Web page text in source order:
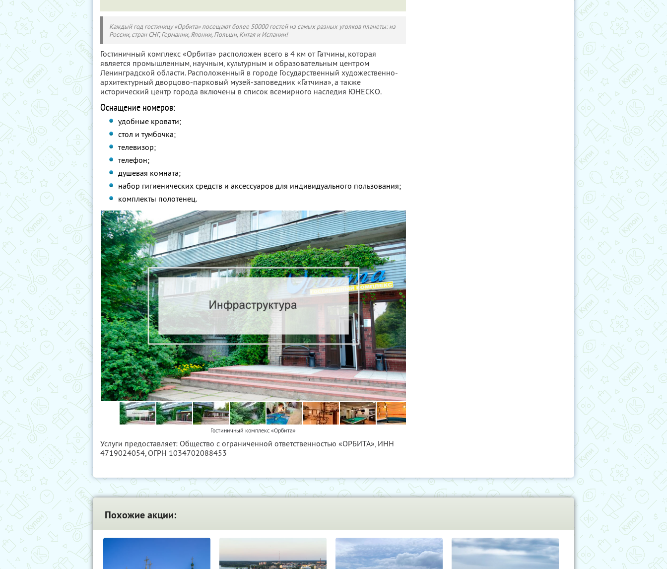
Каждый год гостиницу «Орбита» посещают более 50000 гостей из самых разных уголков планеты: из
России, стран СНГ, Германии, Японии, Польши, Китая и Испании!
Гостиничный комплекс «Орбита» расположен всего в 4 км от Гатчины, которая
является промышленным, научным, культурным и образовательным центром
Ленинградской области. Расположенный в городе Государственный художественно-
архитектурный дворцово-парковый музей-заповедник «Гатчина», а также
исторический центр города включены в список всемирного наследия ЮНЕСКО.
Оснащение номеров:
удобные кровати;
стол и тумбочка;
телевизор;
телефон;
душевая комната;
набор гигиенических средств и аксессуаров для индивидуального пользования;
комплекты полотенец.
Гостиничный комплекс «Орбита»
Услуги предоставляет: Общество с ограниченной ответственностью «ОРБИТА», ИНН
4719024054, ОГРН 1034702088453
Похожие акции: